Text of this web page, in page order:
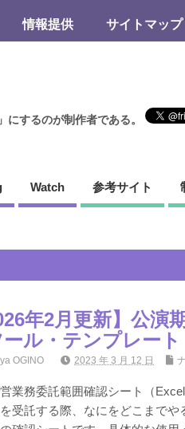
情報提供 サイトマップ
にするのが制作者である。
Watch 参考サイト
年2月更新】公演
ル・テンプレート
OGINO 2023 年 3 月 12 日
業務委託範囲確認シート（
受託する際、なにをどこまでや